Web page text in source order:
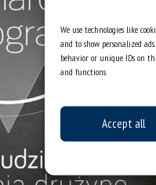
We use technologies like
and to show personalized
behavior or unique IDs on
and functions.
Accept all